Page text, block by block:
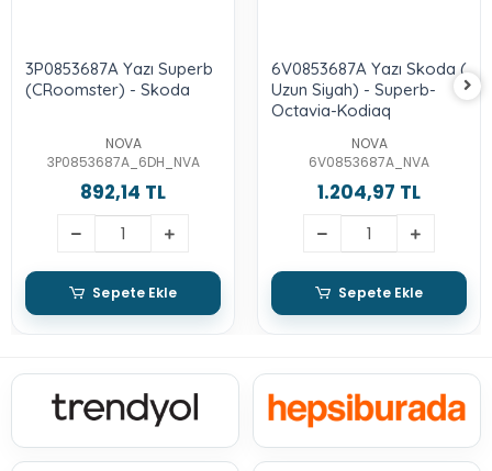
3P0853687A Yazı Superb
(CRoomster) - Skoda
NOVA
3P0853687A_6DH_NVA
892,14 TL
Sepete Ekle
6V0853687A Yazı Skoda (
Uzun Siyah) - Superb-
Octavia-Kodiaq
NOVA
6V0853687A_NVA
1.204,97 TL
Sepete Ekle